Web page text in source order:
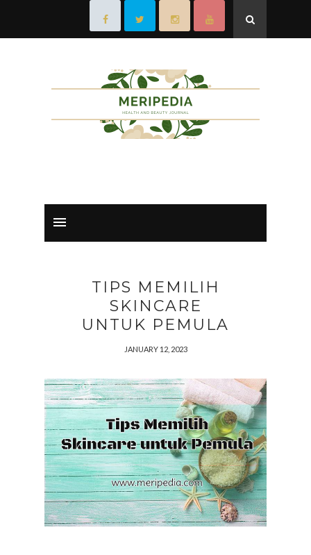
TIPS MEMILIH
SKINCARE
UNTUK PEMULA
JANUARY 12, 2023